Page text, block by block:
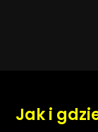
Jak i